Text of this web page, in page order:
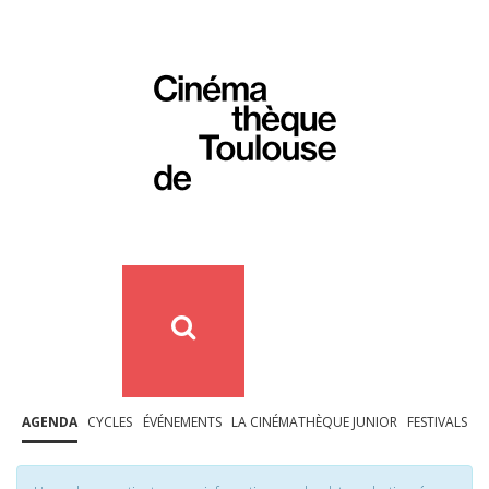
AGENDA CYCLES ÉVÉNEMENTS LA CINÉMATHÈQUE JUNIOR FESTIVALS